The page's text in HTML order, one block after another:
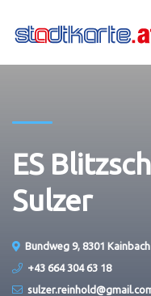
ES
Sulzer
Bundweg 9, 8301
+43 664 304 63 18